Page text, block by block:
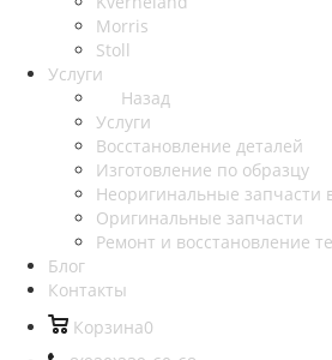
Morris
Stoll
Услуги
Назад
Услуги
Восстановление деталей
Изготовление по образцу
Неоригинальные запчасти
Оригинальные запчасти
Ремонт и восстановление
Блог
Контакты
Корзина0